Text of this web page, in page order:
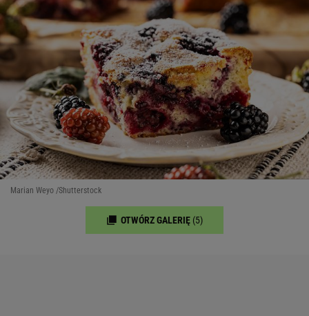
Marian Weyo /Shutterstock
OTWÓRZ GALERIĘ (5)